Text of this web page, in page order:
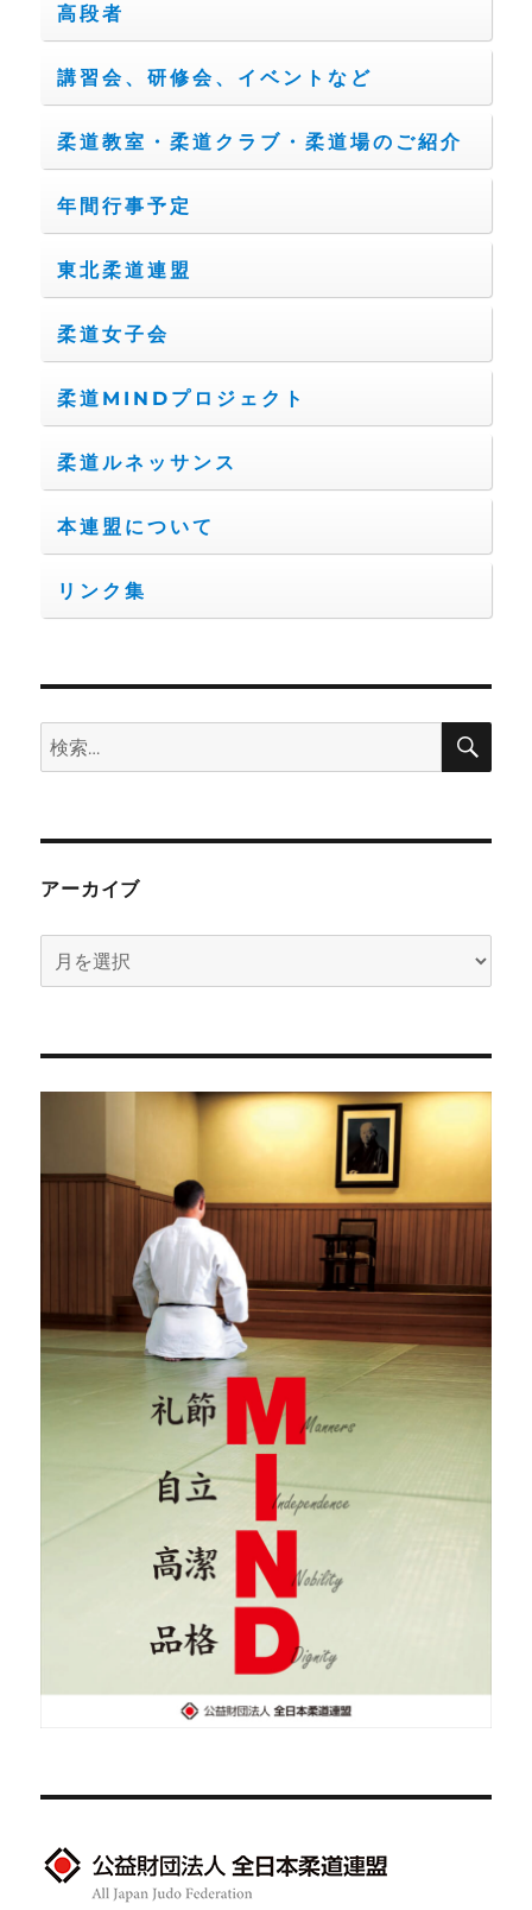
高段者
講習会、研修会、イベントなど
柔道教室・柔道クラブ・柔道場のご紹介
年間行事予定
東北柔道連盟
柔道女子会
柔道MINDプロジェクト
柔道ルネッサンス
本連盟について
リンク集
検
索:
検
アーカイブ
ー
イ